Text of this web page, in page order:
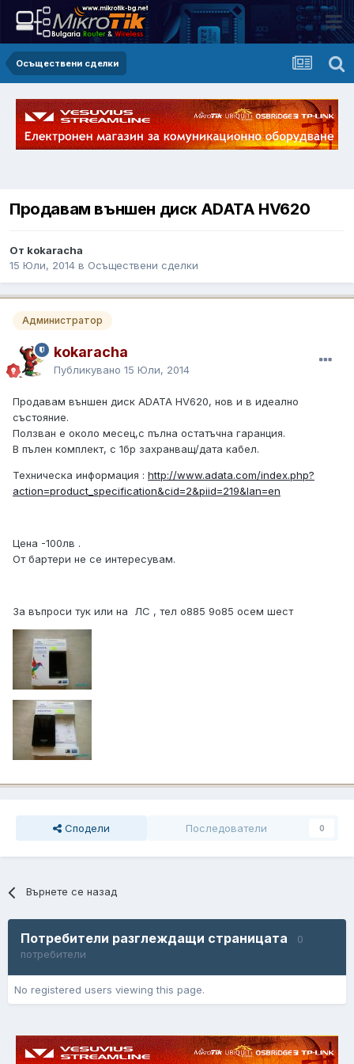
Осъществени сделки
Продавам външен диск ADATA HV620
От kokaracha
15 Юли, 2014 в Осъществени сделки
Администратор
kokaracha
Публикувано 15 Юли, 2014
Продавам външен диск ADATA HV620, нов и в идеално
състояние.
Ползван е около месец,с пълна остатъчна гаранция.
В пълен комплект, с 1бр захранващ/дата кабел.
Техническа информация : http://www.adata.com/index.php?
action=product_specification&cid=2&piid=219&lan=en
Цена -100лв .
От бартери не се интересувам.
За въпроси тук или на ЛС , тел о885 9о85 осем шест
Сподели Последователи 0
Върнете се назад
Потребители разглеждащи страницата
0
потребители
No registered users viewing this page.